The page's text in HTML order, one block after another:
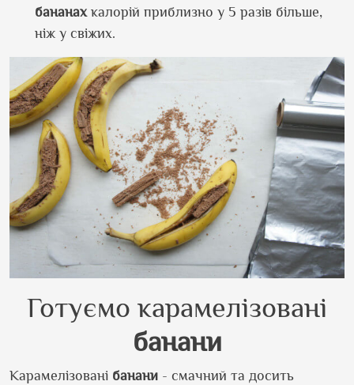
бананахкалорій приблизно у 5 разів більше,
ніж у свіжих.
Готуємо карамелізовані
банани
Карамелізовані банани - смачний та досить